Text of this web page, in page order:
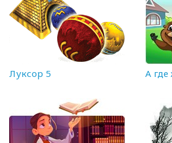
Луксор 5 А где